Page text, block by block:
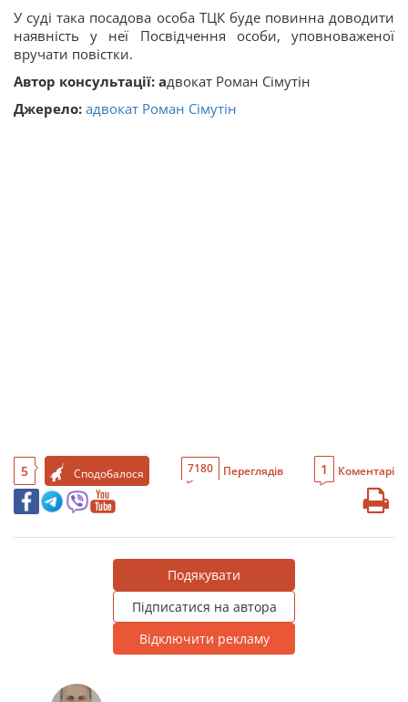
У суді така посадова особа ТЦК буде повинна доводити
наявність у неї Посвідчення особи, уповноваженої
вручати повістки.
Автор консультації: адвокат Роман Сімутін
Джерело: адвокат Роман Сімутін
5 Сподобалося 7180 Переглядів 1 Коментарі
Подякувати
Підписатися на автора
Відключити рекламу